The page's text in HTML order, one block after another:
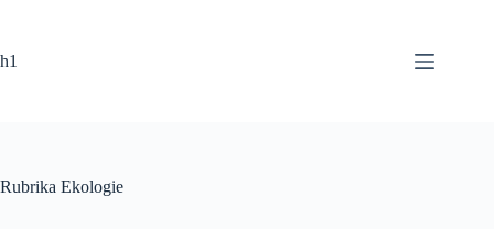
h1
Rubrika Ekologie